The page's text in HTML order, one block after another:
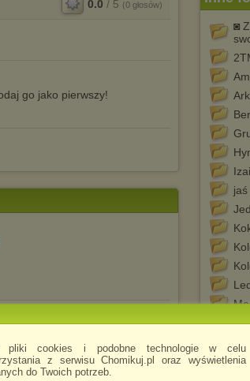
pliki cookies i podobne technologie w celu
z serwisu Chomikuj.pl oraz wyświetlenia
do Twoich potrzeb.
0.0 / 5 (0 głosów)
go jako pierwszy!
◙
jaś